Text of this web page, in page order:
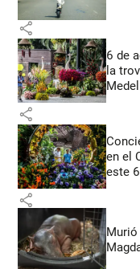
share
6 de
la
share
en el
este
share
Murió